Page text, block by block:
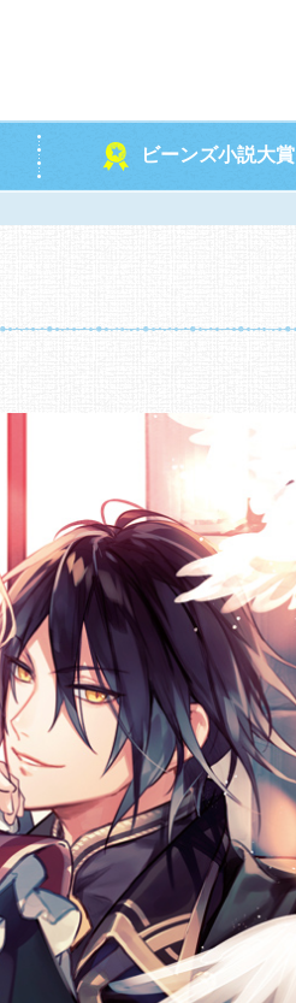
ビーンズ小説大賞